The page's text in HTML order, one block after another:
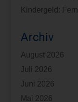
Kindergeld:
Archiv
August 2026
Juli 2026
Juni 2026
Mai 2026